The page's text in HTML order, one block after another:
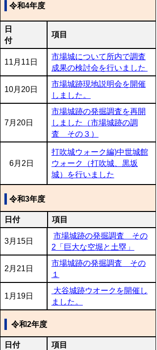
令和4年度
日
付
項目
11月11日
市場城について所内で調査
成果の検討会を行いました
10月20日
市場城跡現地説明会を開催
しました。
7月20日
市場城跡の発掘調査を再開
しました（市場城跡の調
査 その３）
6月2日
打吹城ウォーク編)中世城館
ウォーク（打吹城、黒坂
城）を行いました
令和3年度
日付 項目
3月15日
市場城跡の発掘調査 その
2「巨大な空堀と土塁」
2月21日
市場城跡の発掘調査 その
１
1月19日
大谷城跡ウオークを開催し
ました。
令和2年度
日付 項目